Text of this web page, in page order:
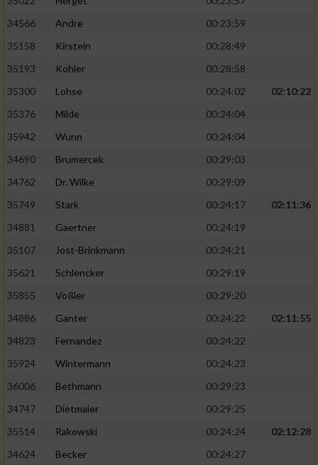
34566
Andre
00:23:59
35158
Kirstein
00:28:49
35193
Kohler
00:28:58
35300
Lohse 00:24:02
02:10:22
35376
Milde
00:24:04
35942
Wunn
00:24:04
34690
Brumercek
00:29:03
34762
Dr. Wilke
00:29:09
35749
Stark 00:24:17
02:11:36
34881
Gaertner
00:24:19
35107
Jost-Brinkmann
00:24:21
35621
Schlencker
00:29:19
35855
Voßler
00:29:20
34886
Ganter 00:24:22
02:11:55
34823
Fernandez
00:24:22
35924
Wintermann
00:24:23
36006
Bethmann
00:29:23
34747
Dietmaier
00:29:25
35514
Rakowski 00:24:24
02:12:28
34624
Becker
00:24:27